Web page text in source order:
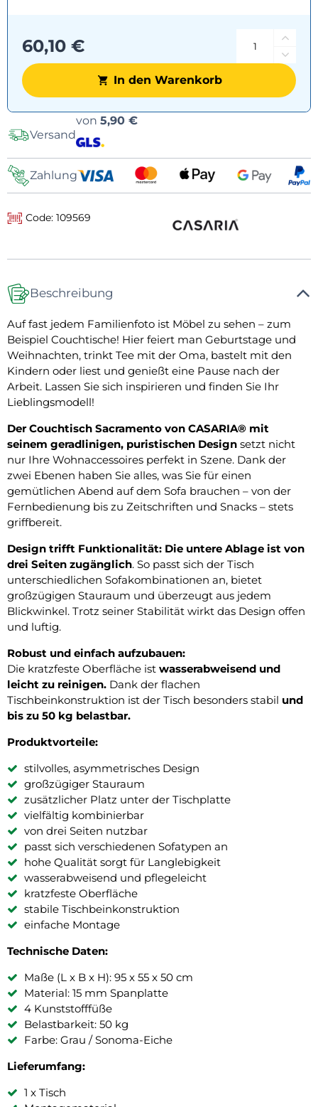
60,10 €
In den Warenkorb
Versand
von 5,90 €
Zahlung
Code: 109569
Beschreibung
Auf fast jedem Familienfoto ist Möbel zu sehen – zum
Beispiel Couchtische! Hier feiert man Geburtstage und
Weihnachten, trinkt Tee mit der Oma, bastelt mit den
Kindern oder liest und genießt eine Pause nach der
Arbeit. Lassen Sie sich inspirieren und finden Sie Ihr
Lieblingsmodell!
Der Couchtisch Sacramento von CASARIA® mit
seinem geradlinigen, puristischen Design setzt nicht
nur Ihre Wohnaccessoires perfekt in Szene. Dank der
zwei Ebenen haben Sie alles, was Sie für einen
gemütlichen Abend auf dem Sofa brauchen – von der
Fernbedienung bis zu Zeitschriften und Snacks – stets
griffbereit.
Design trifft Funktionalität: Die untere Ablage ist von
drei Seiten zugänglich. So passt sich der Tisch
unterschiedlichen Sofakombinationen an, bietet
großzügigen Stauraum und überzeugt aus jedem
Blickwinkel. Trotz seiner Stabilität wirkt das Design offen
und luftig.
Robust und einfach aufzubauen:
Die kratzfeste Oberfläche ist wasserabweisend und
leicht zu reinigen. Dank der flachen
Tischbeinkonstruktion ist der Tisch besonders stabil und
bis zu 50 kg belastbar.
Produktvorteile:
stilvolles, asymmetrisches Design
großzügiger Stauraum
zusätzlicher Platz unter der Tischplatte
vielfältig kombinierbar
von drei Seiten nutzbar
passt sich verschiedenen Sofatypen an
hohe Qualität sorgt für Langlebigkeit
wasserabweisend und pflegeleicht
kratzfeste Oberfläche
stabile Tischbeinkonstruktion
einfache Montage
Technische Daten:
Maße (L x B x H): 95 x 55 x 50 cm
Material: 15 mm Spanplatte
4 Kunststofffüße
Belastbarkeit: 50 kg
Farbe: Grau / Sonoma-Eiche
Lieferumfang:
1 x Tisch